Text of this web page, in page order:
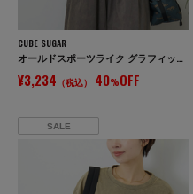
CUBE SUGAR
オールドスポーツライク グラフィックロゴ ワイド Tシャツ
¥3,234 （税込） 40%OFF
SALE